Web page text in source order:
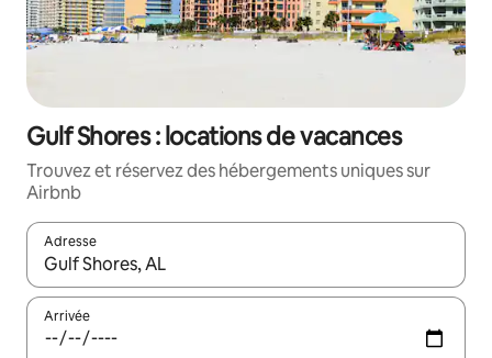
Gulf Shores : locations de vacances
Trouvez et réservez des hébergements uniques sur
Airbnb
Adresse
Lorsque les résultats s'affichent, utilisez les flèches vers le
Arrivée